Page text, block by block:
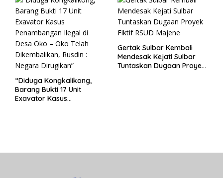
“Diduga Kongkalikong,
Barang Bukti 17 Unit
Exavator Kasus
Gertak Sulbar Kembali
Mendesak Kejati Sulbar
Tuntaskan Dugaan Proyek